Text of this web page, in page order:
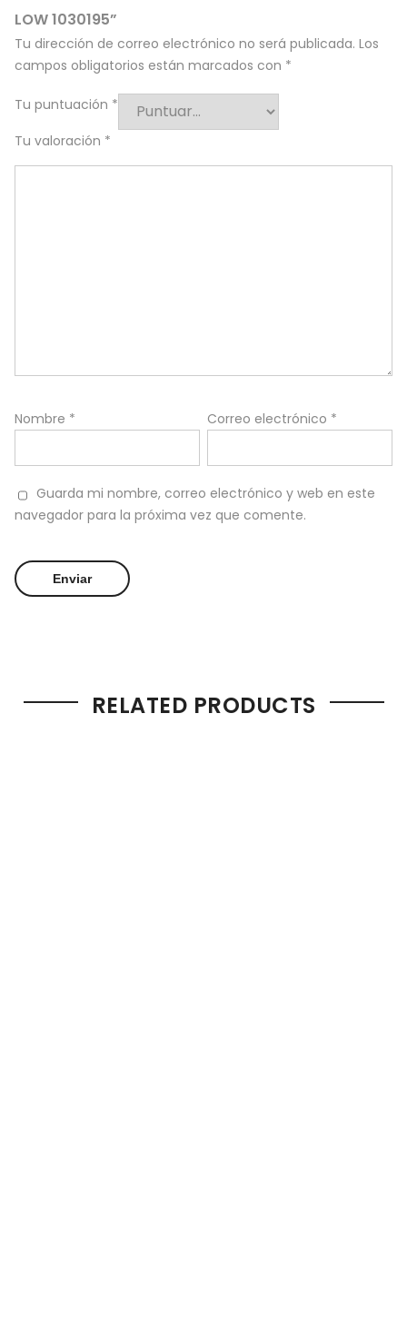
LOW 1030195”
Tu dirección de correo electrónico no será publicada. Los
campos obligatorios están marcados con *
Tu puntuación *
Tu valoración *
Nombre * Correo electrónico *
Guarda mi nombre, correo electrónico y web en este
navegador para la próxima vez que comente.
RELATED PRODUCTS